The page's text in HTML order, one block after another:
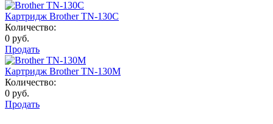
Картридж Brother TN-130C
Количество:
0 руб.
Продать
Картридж Brother TN-130M
Количество:
0 руб.
Продать